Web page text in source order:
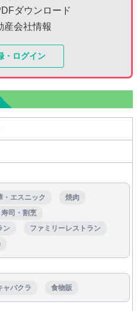
ダウンロード
産会社情報
・ログイン
・エスニック
焼肉
寿司・割烹
ン
ファミリーレストラン
ャバクラ 食物販